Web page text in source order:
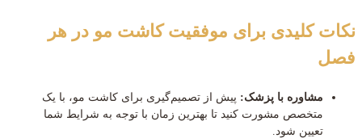
نکات کلیدی برای موفقیت کاشت مو در هر
فصل
مشاوره با پزشک: پیش از تصمیم‌گیری برای کاشت مو، با یک
متخصص مشورت کنید تا بهترین زمان با توجه به شرایط شما
تعیین شود.